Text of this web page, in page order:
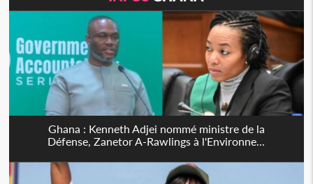
Ghana : Kenneth Adjei nommé ministre de la
Défense, Zanetor A-Rawlings à l'Environne...